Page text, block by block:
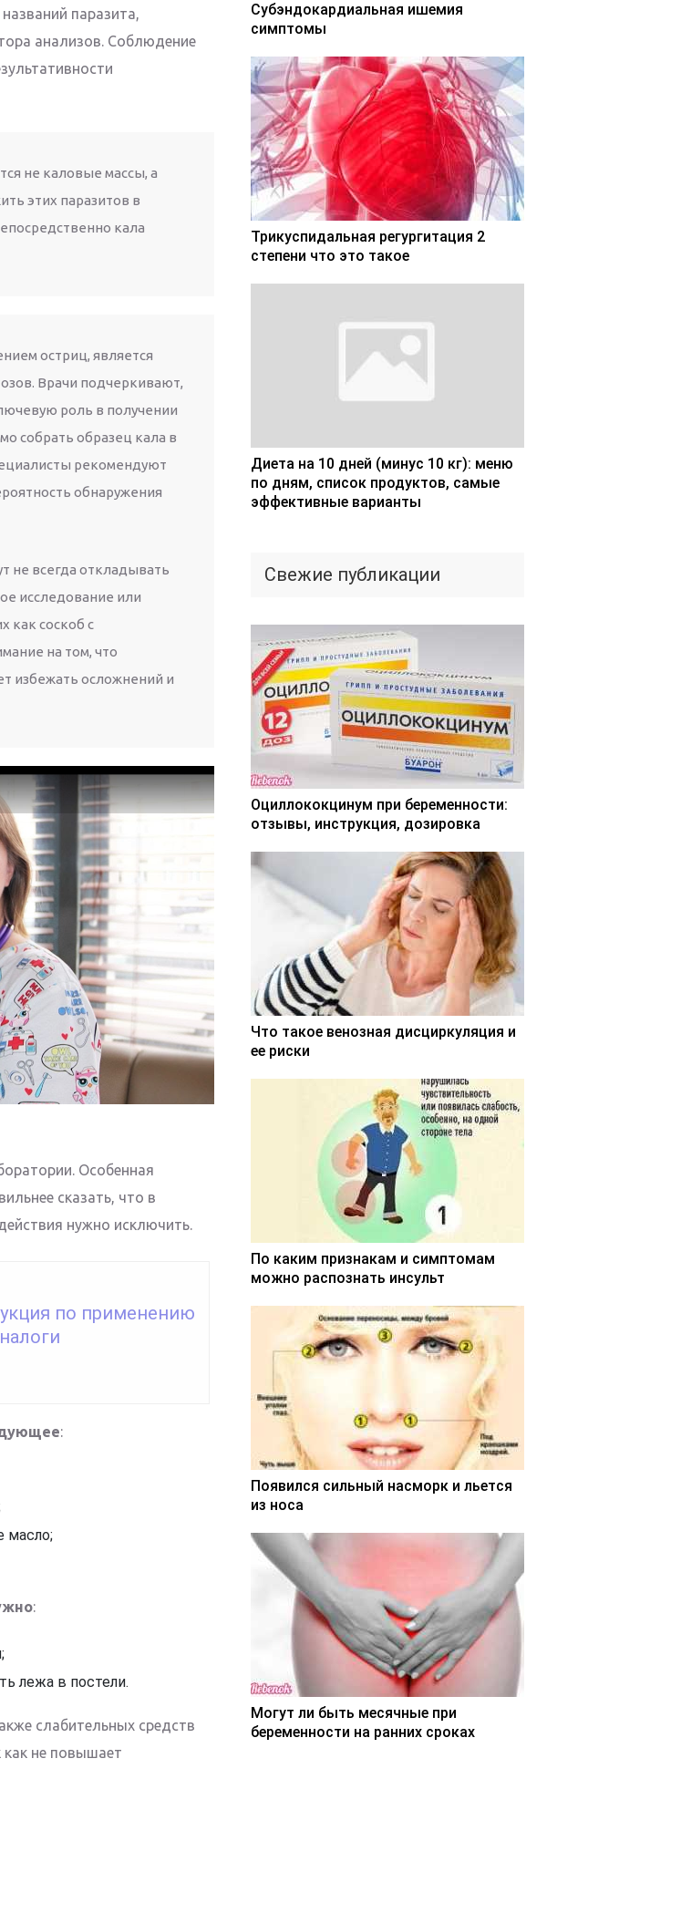
паразита,
анализов. Соблюдение
не каловые массы, а
этих паразитов в
кала
остриц, является
Врачи подчеркивают,
роль в получении
собрать образец кала в
рекомендуют
обнаружения
не всегда откладывать
исследование или
как соскоб с
на том, что
избежать осложнений и
Особенная
сказать, что в
нужно исключить.
по применению
:
масло;
:
лежа в постели.
слабительных средств
как не повышает
Субэндокардиальная ишемия
симптомы
Трикуспидальная регургитация 2
степени что это такое
Диета на 10 дней (минус 10 кг): меню
по дням, список продуктов, самые
эффективные варианты
Свежие публикации
Оциллококцинум при беременности:
отзывы, инструкция, дозировка
Что такое венозная дисциркуляция и
ее риски
По каким признакам и симптомам
можно распознать инсульт
Появился сильный насморк и льется
из носа
Могут ли быть месячные при
беременности на ранних сроках